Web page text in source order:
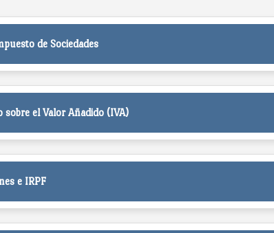
de Sociedades
el Valor Añadido (IVA)
e IRPF